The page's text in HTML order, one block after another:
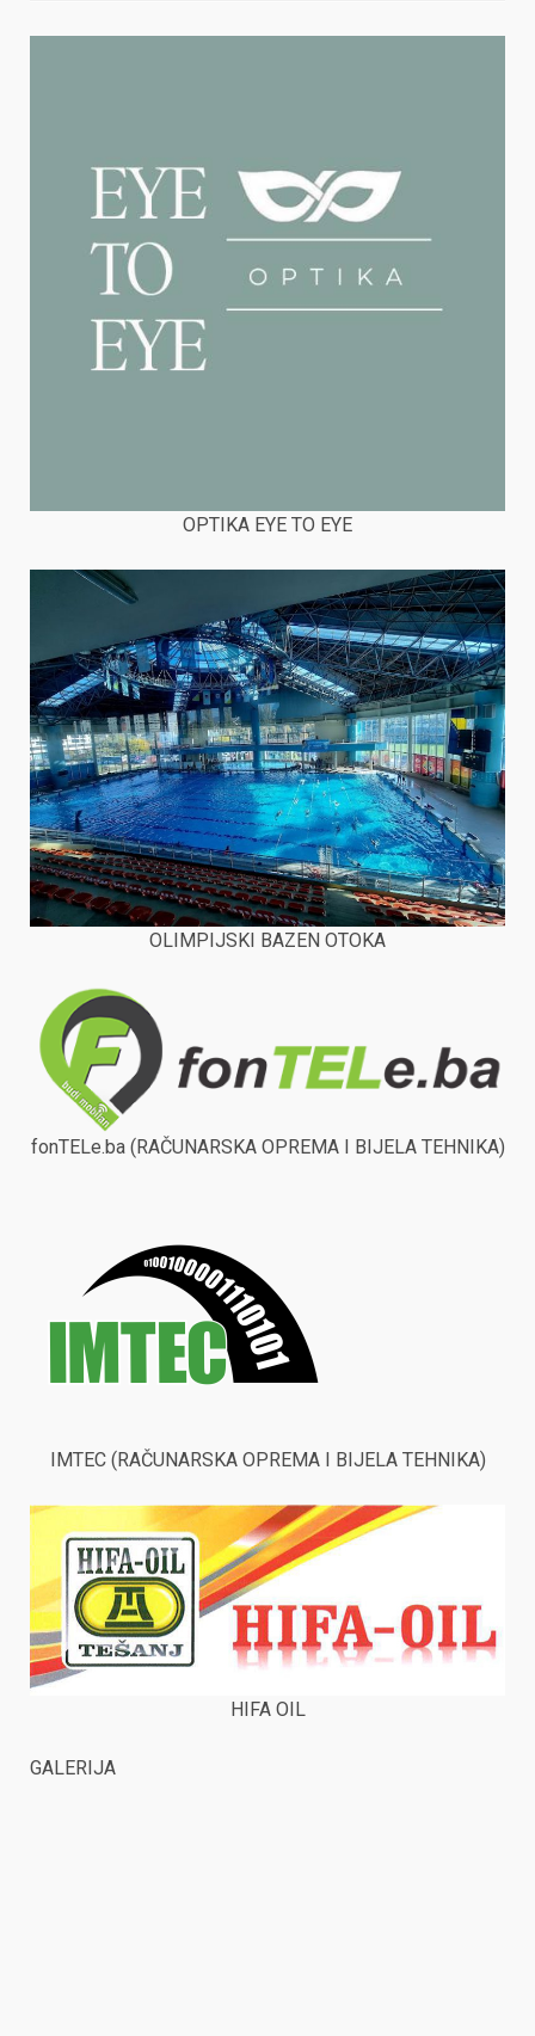
OPTIKA EYE TO EYE
OLIMPIJSKI BAZEN OTOKA
fonTELe.ba (RAČUNARSKA OPREMA I BIJELA TEHNIKA)
IMTEC (RAČUNARSKA OPREMA I BIJELA TEHNIKA)
HIFA OIL
GALERIJA